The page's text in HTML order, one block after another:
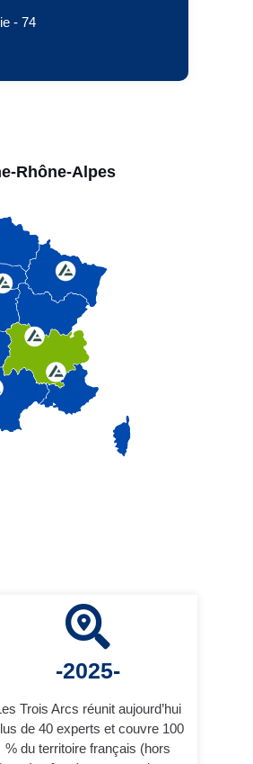
- 74
Rhône-Alpes
-2025-
Trois Arcs réunit aujourd’hui
de 40 experts et couvre 100
% du territoire français (hors